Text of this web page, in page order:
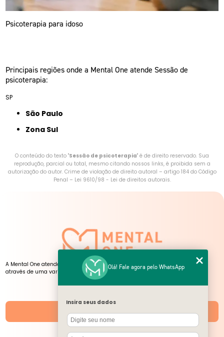
Psicoterapia para idoso
Principais regiões onde a Mental One atende Sessão de
psicoterapia:
SP
São Paulo
Zona Sul
O conteúdo do texto "Sessão de psicoterapia" é de direito reservado. Sua
reprodução, parcial ou total, mesmo citando nossos links, é proibida sem a
autorização do autor. Crime de violação de direito autoral – artigo 184 do Código
Penal – Lei 9610/98 - Lei de direitos autorais.
A Mental One atende pessoas de todas as idades, presencialmente e online,
através de uma variedade de serviços, atendimentos e atividades.
Unidades
SIGA-NOS
Olá! Fale agora pelo WhatsApp
Insira seus dados